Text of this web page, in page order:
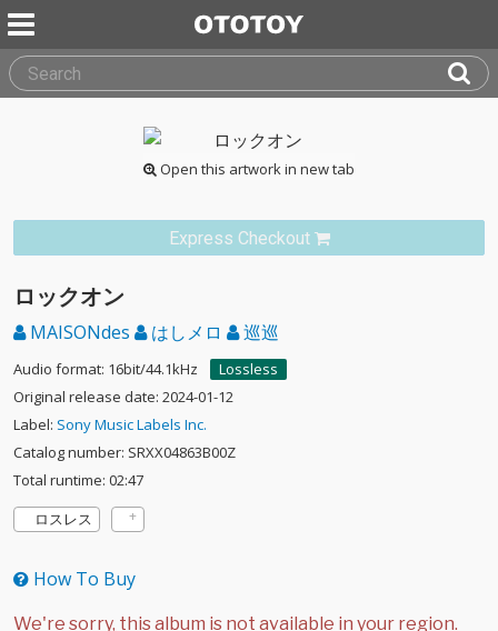
Open this artwork in new tab
Express Checkout
ロックオン
MAISONdes はしメロ 巡巡
Audio format: 16bit/44.1kHz
Lossless
Original release date: 2024-01-12
Label: Sony Music Labels Inc.
Catalog number: SRXX04863B00Z
Total runtime: 02:47
ロスレス
How To Buy